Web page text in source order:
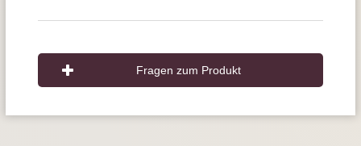
Fragen zum Produkt